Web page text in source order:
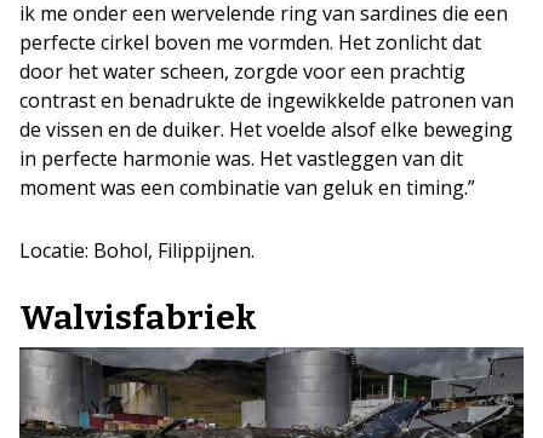
ik me onder een wervelende ring van sardines die een
perfecte cirkel boven me vormden. Het zonlicht dat
door het water scheen, zorgde voor een prachtig
contrast en benadrukte de ingewikkelde patronen van
de vissen en de duiker. Het voelde alsof elke beweging
in perfecte harmonie was. Het vastleggen van dit
moment was een combinatie van geluk en timing.”
Locatie: Bohol, Filippijnen.
Walvisfabriek